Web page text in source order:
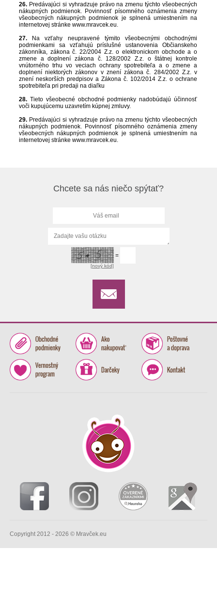
26. Predávajúci si vyhradzuje právo na zmenu týchto všeobecných
nákupných podmienok. Povinnosť písomného oznámenia zmeny
všeobecných nákupných podmienok je splnená umiestnením na
internetovej stránke www.mravcek.eu.
27. Na vzťahy neupravené týmito všeobecnými obchodnými
podmienkami sa vzťahujú príslušné ustanovenia Občianskeho
zákonníka, zákona č. 22/2004 Z.z. o elektronickom obchode a o
zmene a doplnení zákona č. 128/2002 Z.z. o štátnej kontrole
vnútorného trhu vo veciach ochrany spotrebiteľa a o zmene a
doplnení niektorých zákonov v znení zákona č. 284/2002 Z.z. v
znení neskorších predpisov a Zákona č. 102/2014 Z.z. o ochrane
spotrebiteľa pri predaji na diaľku
28. Tieto všeobecné obchodné podmienky nadobúdajú účinnosť
voči kupujúcemu uzavretím kúpnej zmluvy.
29. Predávajúci si vyhradzuje právo na zmenu týchto všeobecných
nákupných podmienok. Povinnosť písomného oznámenia zmeny
všeobecných nákupných podmienok je splnená umiestnením na
internetovej stránke www.mravcek.eu.
Chcete sa nás niečo spýtať?
[nový kód]
=
Copyright 2012 - 2026 © Mravček.eu